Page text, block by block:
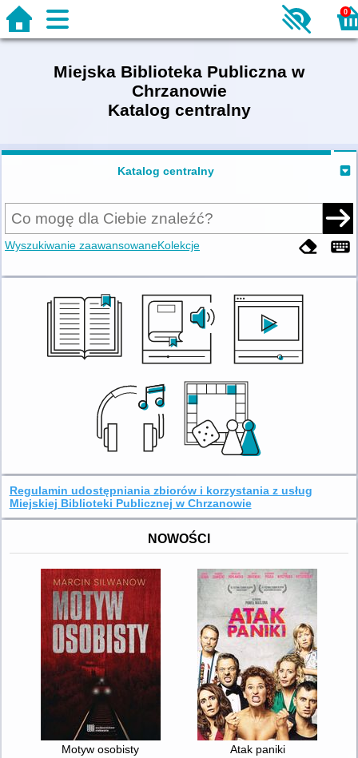
0
Miejska Biblioteka Publiczna w
Chrzanowie
Katalog centralny
Katalog centralny
Wyszukiwanie zaawansowaneKolekcje
Regulamin udostępniania zbiorów i korzystania z usług
Miejskiej Biblioteki Publicznej w Chrzanowie
NOWOŚCI
Motyw osobisty Atak paniki